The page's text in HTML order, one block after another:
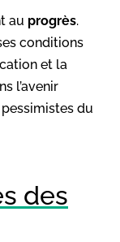
au progrès.
conditions
et la
l’avenir
du
des